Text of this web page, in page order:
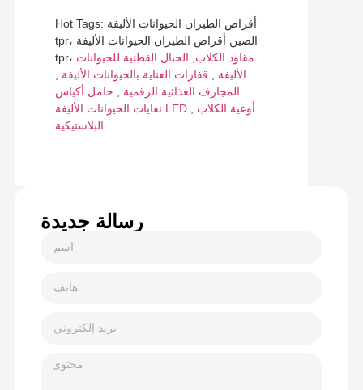
Hot Tags: أقراص الطيران الحيوانات الأليفة
tpr، الصين أقراص الطيران الحيوانات الأليفة
tpr،
مقاود الكلاب
الحبال القطنية للحيوانات
الأليفة
قفازات العناية بالحيوانات الأليفة
المجارف الغذائية الرقمية
حامل أكياس
نفايات الحيوانات الأليفة LED
أوعية الكلاب
البلاستيكية
رسالة جديدة